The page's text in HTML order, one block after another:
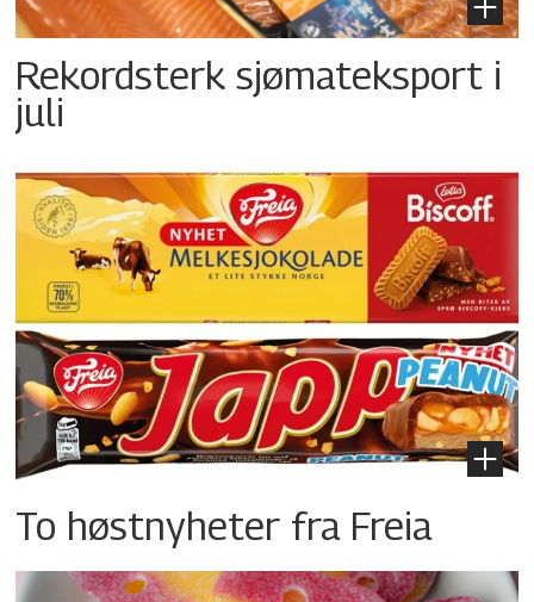
Rekordsterk sjømateksport i
juli
To høstnyheter fra Freia